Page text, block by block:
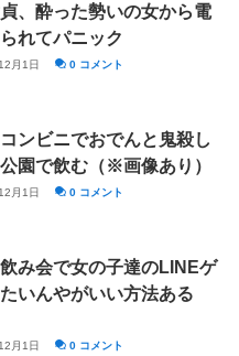
、酔った勢いの女から電
れてパニック
月1日 0 コメント
ンビニでおでんと鬼殺し
園で飲む（※画像あり）
月1日 0 コメント
み会で女の子達のLINEゲ
いんやがいい方法ある
月1日 0 コメント